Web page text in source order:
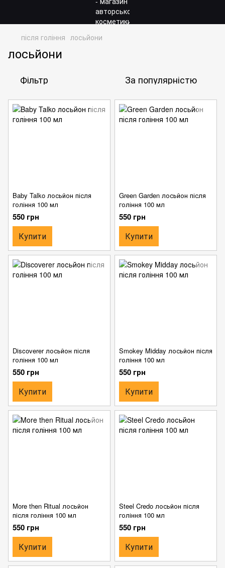
після гоління лосьйони
лосьйони
Фільтр За популярністю
Baby Talko лосьйон після
гоління 100 мл
550 грн
Купити
Green Garden лосьйон після
гоління 100 мл
550 грн
Купити
Discoverer лосьйон після
гоління 100 мл
550 грн
Купити
Smokey Midday лосьйон після
гоління 100 мл
550 грн
Купити
More then Ritual лосьйон
після гоління 100 мл
550 грн
Купити
Steel Credo лосьйон після
гоління 100 мл
550 грн
Купити